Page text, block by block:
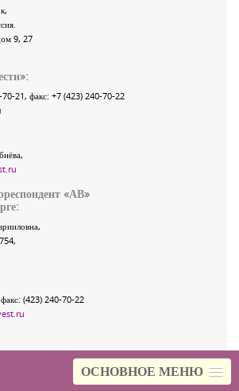
ОСНОВНОЕ МЕНЮ
,
9, 27
»:
21, факс: +7 (423) 240-70-22
«АВ»
(423) 240-70-22